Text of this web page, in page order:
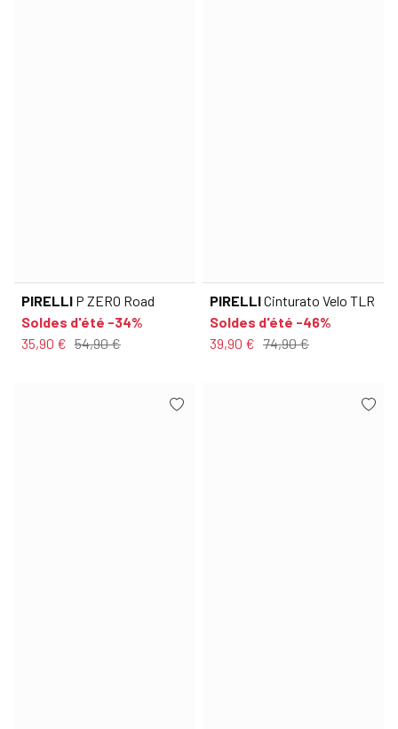
PIRELLI P ZERO Road
Soldes d'été -34%
35,90 € 54,90 €
PIRELLICinturato Velo TLR
Soldes d'été -46%
39,90 € 74,90 €